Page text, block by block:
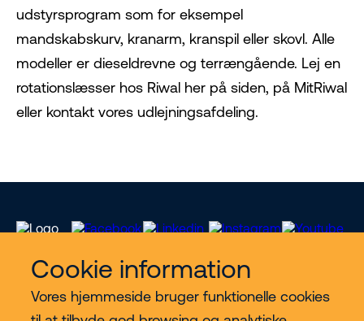
Cookie information
Vores hjemmeside bruger funktionelle cookies
udstyrsprogram som for eksempel
mandskabskurv, kranarm, kranspil eller skovl. Alle
modeller er dieseldrevne og terrængående. Lej en
rotationslæsser hos Riwal her på siden, på MitRiwal
eller kontakt vores udlejningsafdeling.
Vores services